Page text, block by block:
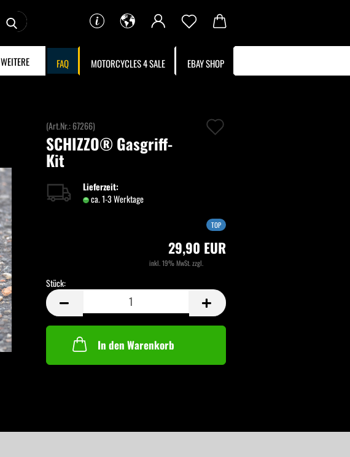
Suche...
FAQ MOTORCYCLES 4 SALE EBAY SHOP
WEITERE
(Art.Nr.:67266)
SCHIZZO® Gasgriff-
Kit
Lieferzeit:
ca. 1-3 Werktage
TOP
29,90 EUR
inkl. 19% MwSt. zzgl.
Stück:
Stück
In den Warenkorb